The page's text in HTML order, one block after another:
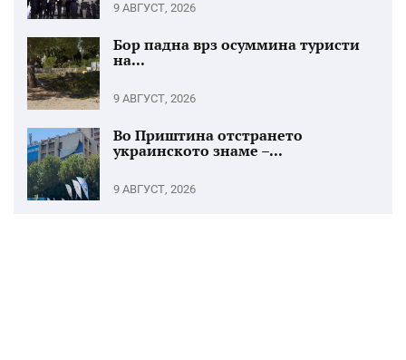
9 АВГУСТ, 2026
Бор падна врз осуммина туристи
на...
9 АВГУСТ, 2026
Во Приштина отстрането
украинското знаме –...
9 АВГУСТ, 2026